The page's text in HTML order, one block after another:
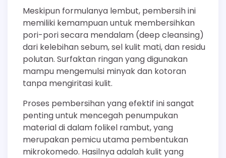
Meskipun formulanya lembut, pembersih ini
memiliki kemampuan untuk membersihkan
pori-pori secara mendalam (deep cleansing)
dari kelebihan sebum, sel kulit mati, dan residu
polutan. Surfaktan ringan yang digunakan
mampu mengemulsi minyak dan kotoran
tanpa mengiritasi kulit.
Proses pembersihan yang efektif ini sangat
penting untuk mencegah penumpukan
material di dalam folikel rambut, yang
merupakan pemicu utama pembentukan
mikrokomedo. Hasilnya adalah kulit yang